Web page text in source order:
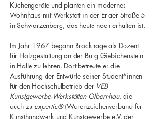
Küchengeräte und planten ein modernes
Wohnhaus mit Werkstatt in der Erlaer Straße 5
in Schwarzenberg, das heute noch erhalten ist.
Im Jahr 1967 begann Brockhage als Dozent
für Holzgestaltung an der Burg Giebichenstein
in Halle zu lehren. Dort betreute er die
Ausführung der Entwürfe seiner Student*innen
für den Hochschulbetrieb der VEB
Kunstgewerbe-Werkstätten Olbernhau, die
auch zu expertic®(Warenzeichenverband für
Kunsthandwerk und Kunstgewerbe e.V. der